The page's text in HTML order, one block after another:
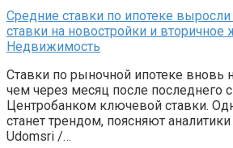
Средние ставки по ипотеке
ставки на новостройки и
Недвижимость
Ставки по рыночной ипотеке вновь
чем через месяц после последнего
Центробанком ключевой ставки.
станет трендом, поясняют
Udomsri /…